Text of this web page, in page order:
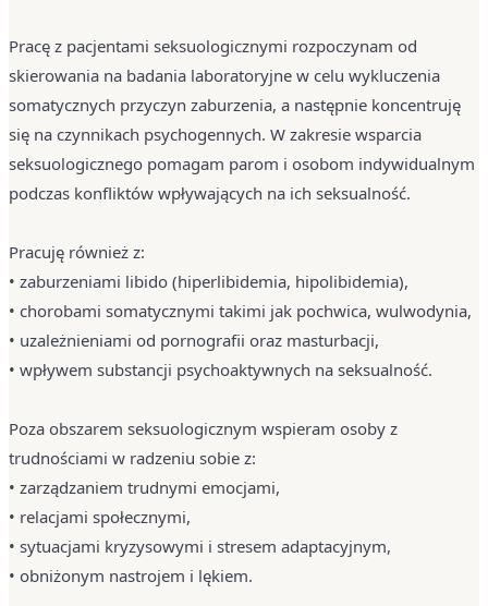
Pracę z pacjentami seksuologicznymi rozpoczynam od
skierowania na badania laboratoryjne w celu wykluczenia
somatycznych przyczyn zaburzenia, a następnie koncentruję
się na czynnikach psychogennych. W zakresie wsparcia
seksuologicznego pomagam parom i osobom indywidualnym
podczas konfliktów wpływających na ich seksualność.
Pracuję również z:
• zaburzeniami libido (hiperlibidemia, hipolibidemia),
• chorobami somatycznymi takimi jak pochwica, wulwodynia,
• uzależnieniami od pornografii oraz masturbacji,
• wpływem substancji psychoaktywnych na seksualność.
Poza obszarem seksuologicznym wspieram osoby z
trudnościami w radzeniu sobie z:
• zarządzaniem trudnymi emocjami,
• relacjami społecznymi,
• sytuacjami kryzysowymi i stresem adaptacyjnym,
• obniżonym nastrojem i lękiem.